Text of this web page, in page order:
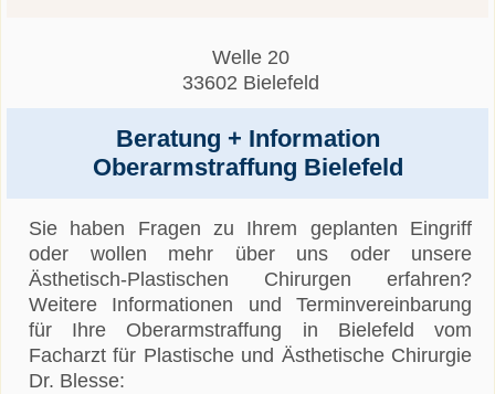
Welle 20
33602 Bielefeld
Beratung + Information
Oberarmstraffung Bielefeld
Sie haben Fragen zu Ihrem geplanten Eingriff
oder wollen mehr über uns oder unsere
Ästhetisch-Plastischen Chirurgen erfahren?
Weitere Informationen und Terminvereinbarung
für Ihre Oberarmstraffung in Bielefeld vom
Facharzt für Plastische und Ästhetische Chirurgie
Dr. Blesse: